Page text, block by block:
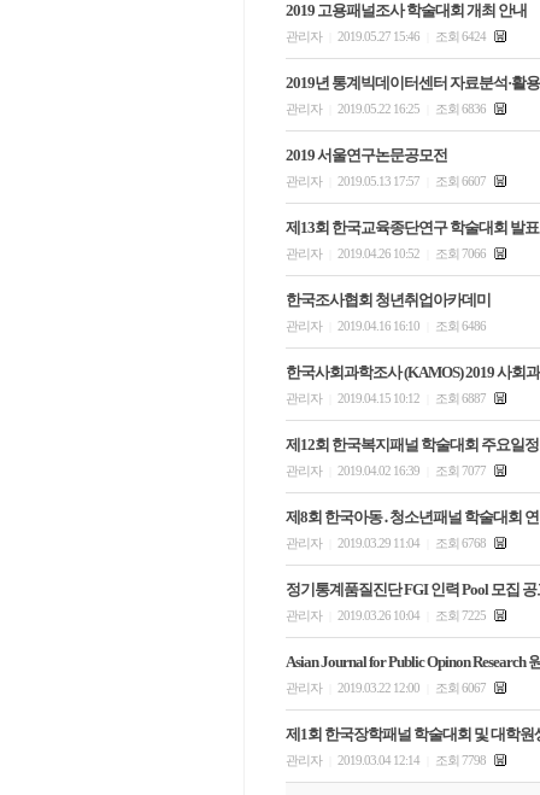
2019 고용패널조사 학술대회 개최 안내
관리자 2019.05.27 15:46 조회 6424
2019년 통계빅데이터센터 자료분석·활
관리자 2019.05.22 16:25 조회 6836
2019 서울연구논문공모전
관리자 2019.05.13 17:57 조회 6607
제13회 한국교육종단연구 학술대회 발
관리자 2019.04.26 10:52 조회 7066
한국조사협회 청년취업아카데미
관리자 2019.04.16 16:10 조회 6486
한국사회과학조사 (KAMOS) 2019 사회
관리자 2019.04.15 10:12 조회 6887
제12회 한국복지패널 학술대회 주요일
관리자 2019.04.02 16:39 조회 7077
제8회 한국아동․청소년패널 학술대회
관리자 2019.03.29 11:04 조회 6768
정기통계품질진단 FGI 인력 Pool 모집 공
관리자 2019.03.26 10:04 조회 7225
Asian Journal for Public Opinon Research
관리자 2019.03.22 12:00 조회 6067
제1회 한국장학패널 학술대회 및 대학원
관리자 2019.03.04 12:14 조회 7798